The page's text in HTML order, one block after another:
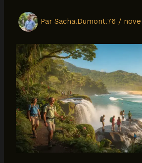
Par Sacha.Dumont.76 /